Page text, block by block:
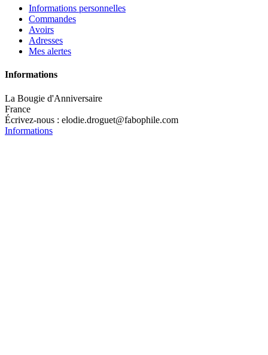
Informations personnelles
Commandes
Avoirs
Adresses
Mes alertes
Informations
La Bougie d'Anniversaire
France
Écrivez-nous : elodie.droguet@fabophile.com
Informations